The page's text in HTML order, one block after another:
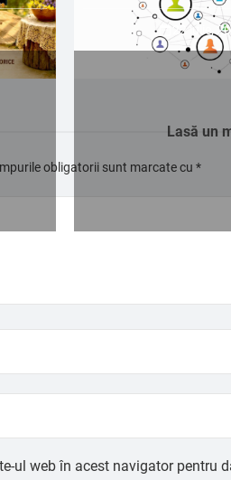
22 iulie,
Lasă un
obligatorii sunt marcate cu *
ul web în acest navigator pentru